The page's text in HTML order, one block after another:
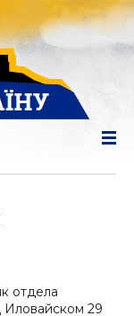
отдела
29